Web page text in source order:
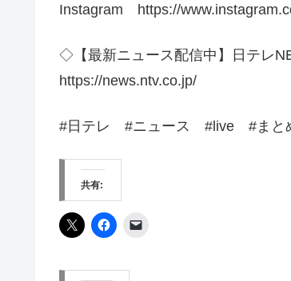
Instagram https://
◇【最新ニュース配信中】日テレ
https://news.ntv.co.jp/
#日テレ​​ #ニュース​ #live #ま
共有: